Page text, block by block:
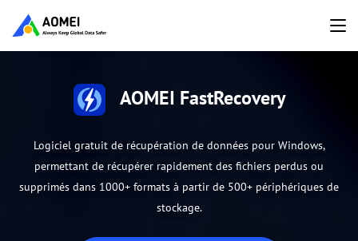
AOMEI FastRecovery
Logiciel gratuit de récupération de données pour Windows,
permettant de récupérer rapidement des fichiers perdus ou
supprimés dans 1000+ formats à partir de 500+ périphériques de
stockage.